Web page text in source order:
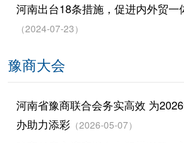
河南出台18条措施，促进内外贸一
（2024-07-23）
豫商大会
河南省豫商联合会务实高效 为
办助力添彩（2026-05-07）